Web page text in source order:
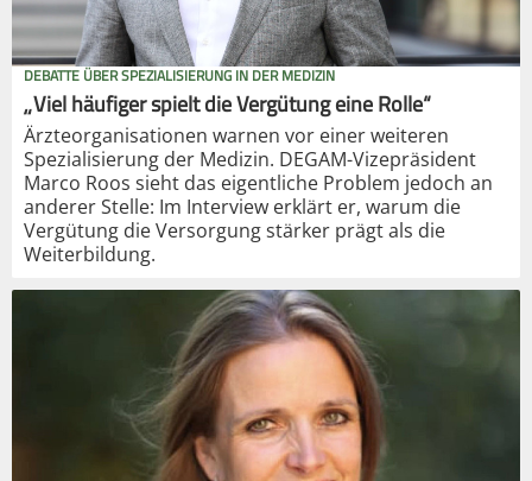
DEBATTE ÜBER SPEZIALISIERUNG IN DER MEDIZIN
„Viel häufiger spielt die Vergütung eine Rolle“
Ärzteorganisationen warnen vor einer weiteren
Spezialisierung der Medizin. DEGAM-Vizepräsident
Marco Roos sieht das eigentliche Problem jedoch an
anderer Stelle: Im Interview erklärt er, warum die
Vergütung die Versorgung stärker prägt als die
Weiterbildung.